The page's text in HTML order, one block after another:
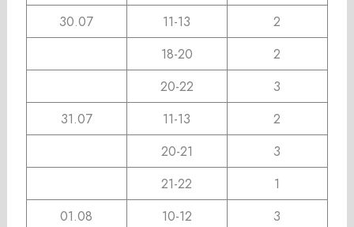
30.07
11-13
2
18-20
2
20-22
3
31.07
11-13
2
20-21
3
21-22
1
01.08
10-12
3